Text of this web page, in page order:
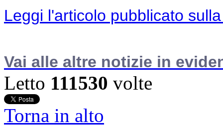
Leggi l'articolo pubblicato
Vai alle altre notizie in
Letto 111530 volte
Torna in alto